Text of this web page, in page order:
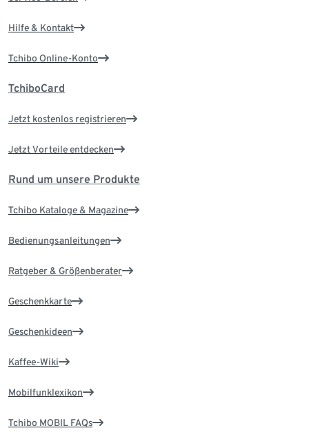
Hilfe & Kontakt
Tchibo Online-Konto
TchiboCard
Jetzt kostenlos registrieren
Jetzt Vorteile entdecken
Rund um unsere Produkte
Tchibo Kataloge & Magazine
Bedienungsanleitungen
Ratgeber & Größenberater
Geschenkkarte
Geschenkideen
Kaffee-Wiki
Mobilfunklexikon
Tchibo MOBIL FAQs